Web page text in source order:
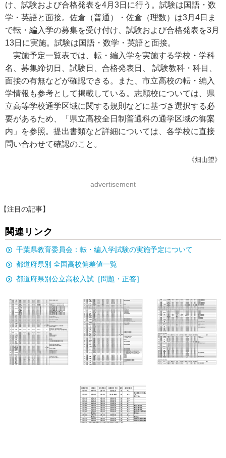
け、試験および合格発表を4月3日に行う。試験は国語・数
学・英語と面接。佐倉（普通）・佐倉（理数）は3月4日ま
で転・編入学の募集を受け付け、試験および合格発表を3月
13日に実施。試験は国語・数学・英語と面接。
実施予定一覧表では、転・編入学を実施する学校・学科
名、募集締切日、試験日、合格発表日、 試験教科・科目、
面接の有無などが確認できる。また、市立高校の転・編入
学情報も参考として掲載している。志願校については、県
立高等学校通学区域に関する規則などに基づき選択する必
要があるため、「県立高校全日制普通科の通学区域の御案
内」を参照。提出書類など詳細については、各学校に直接
問い合わせて確認のこと。
《畑山望》
advertisement
【注目の記事】
関連リンク
千葉県教育委員会：転・編入学試験の実施予定について
都道府県別 全国高校偏差値一覧
都道府県別公立高校入試［問題・正答］